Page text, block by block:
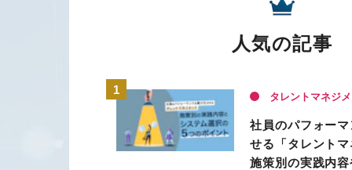
人気の記事
タレントマネジ
社員のパフォー
せる「タレント
施策別の実践内